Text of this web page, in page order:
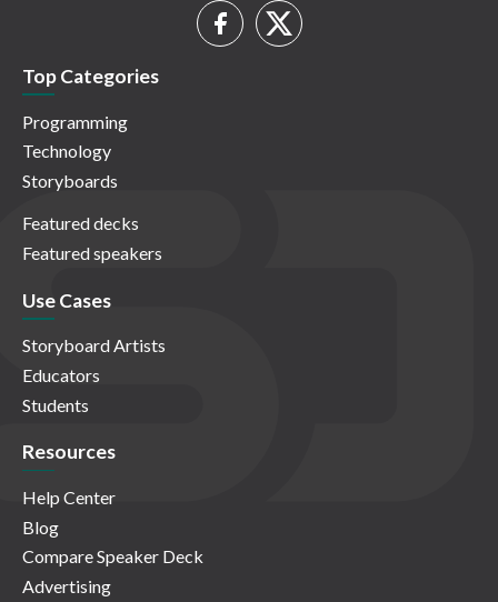
Top Categories
Programming
Technology
Storyboards
Featured decks
Featured speakers
Use Cases
Storyboard Artists
Educators
Students
Resources
Help Center
Blog
Compare Speaker Deck
Advertising